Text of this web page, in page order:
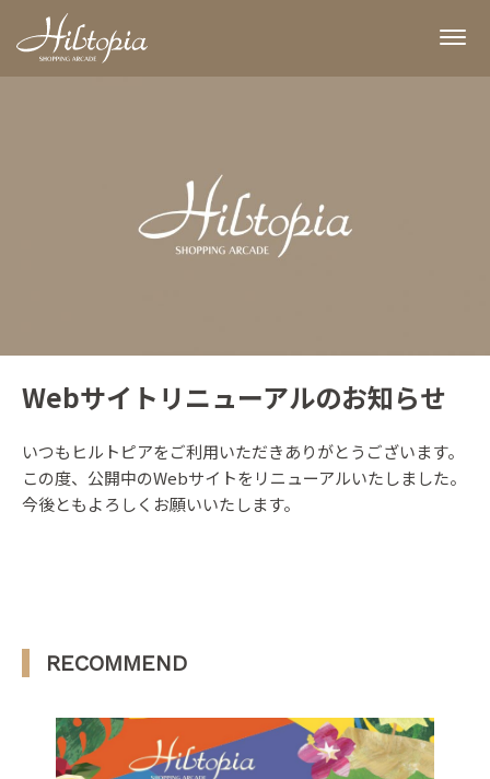
Webサイトリニューアルのお知らせ
いつもヒルトピアをご利用いただきありがとうございます。
この度、公開中のWebサイトをリニューアルいたしました。
今後ともよろしくお願いいたします。
RECOMMEND